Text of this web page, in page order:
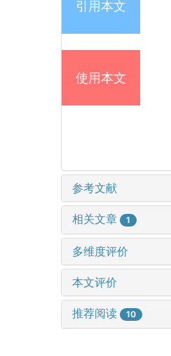
引用本文
使用本文
参考文献
相关文章 1
多维度评价
本文评价
推荐阅读 10